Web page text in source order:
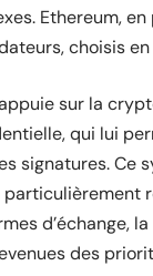
Ethereum,
choisis
sur la
qui lui
signatures.
d’échange,
des